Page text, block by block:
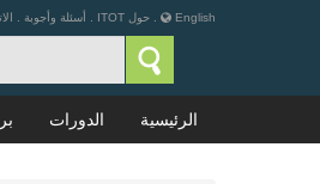
English حول ITOT أسئلة وأجوبة
الرئيسية الدورات